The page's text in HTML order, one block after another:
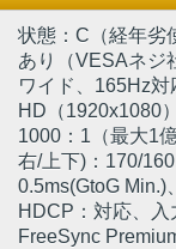
状態：C（経年劣
あり（VESAネジ
ワイド、165Hz
HD（1920x1080
1000：1（最大1
右/上下)：170/
0.5ms(GtoG Min.)
HDCP：対応、入
FreeSync